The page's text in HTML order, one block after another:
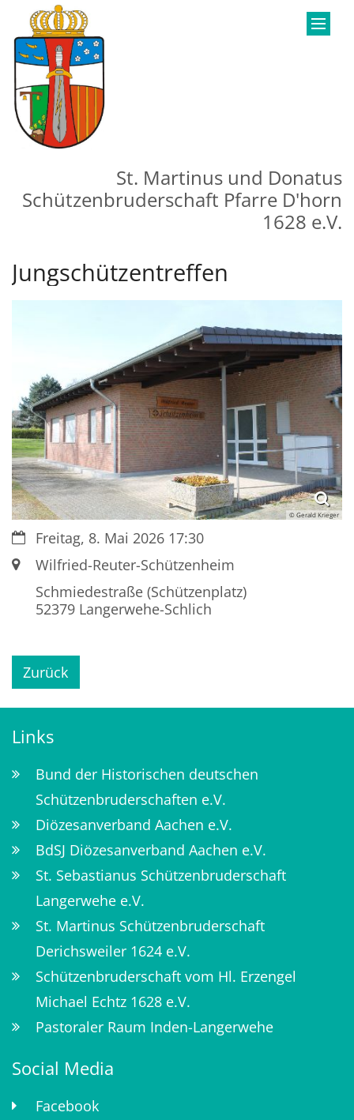
Zum Inhalt springen
St. Martinus und Donatus
Schützenbruderschaft Pfarre D'horn
1628 e.V.
Jungschützentreffen
© Gerald Krieger
Datum:Freitag, 8. Mai 2026 17:30
Ort:Wilfried-Reuter-Schützenheim
Schmiedestraße (Schützenplatz)
52379 Langerwehe-Schlich
Zurück
Links
Bund der Historischen deutschen
Schützenbruderschaften e.V.
Diözesanverband Aachen e.V.
BdSJ Diözesanverband Aachen e.V.
St. Sebastianus Schützenbruderschaft
Langerwehe e.V.
St. Martinus Schützenbruderschaft
Derichsweiler 1624 e.V.
Schützenbruderschaft vom Hl. Erzengel
Michael Echtz 1628 e.V.
Pastoraler Raum Inden-Langerwehe
Social Media
Facebook